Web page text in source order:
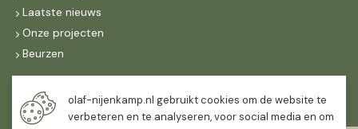
Laatste nieuws
Onze projecten
Beurzen
Maandag t/m vrijdag
07:30- 16:30
olaf-nijenkamp.nl gebruikt cookies om de website te
verbeteren en te analyseren, voor social media en om